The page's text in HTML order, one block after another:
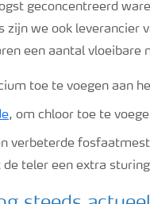
geconcentreerd
zijn we ook leverancier
een aantal vloeibare
toe te voegen aan
, om chloor toe te
verbeterde
teler een extra